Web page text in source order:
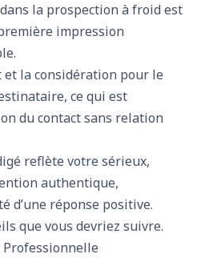
la prospection à froid est
impression
et la considération pour le
ce qui est
du contact sans relation
reflète votre sérieux,
authentique,
d’une réponse positive.
que vous devriez suivre.
Professionnelle